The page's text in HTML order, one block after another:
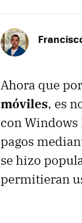
Ahora que
móviles, es
con
pagos
se hizo
permitieran